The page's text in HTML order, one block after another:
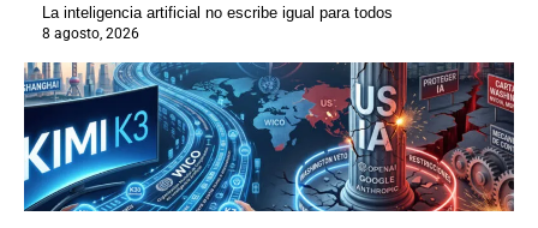
La inteligencia artificial no escribe igual para todos
8 agosto, 2026